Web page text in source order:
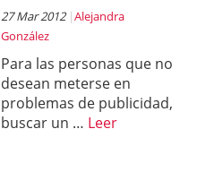
27 Mar 2012 Alejandra
González
Para las personas que no
desean meterse en
problemas de publicidad,
buscar un … Leer